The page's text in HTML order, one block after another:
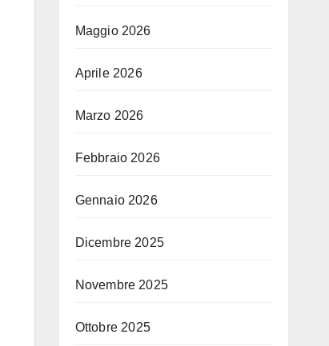
Maggio 2026
Aprile 2026
Marzo 2026
Febbraio 2026
Gennaio 2026
Dicembre 2025
Novembre 2025
Ottobre 2025